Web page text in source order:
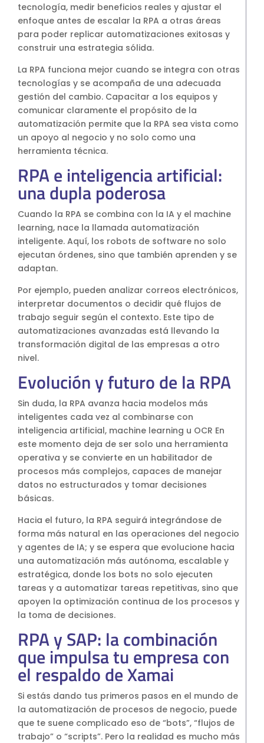
tecnología, medir beneficios reales y ajustar el
enfoque antes de escalar la RPA a otras áreas
para poder replicar automatizaciones exitosas y
construir una estrategia sólida.
La RPA funciona mejor cuando se integra con otras
tecnologías y se acompaña de una adecuada
gestión del cambio. Capacitar a los equipos y
comunicar claramente el propósito de la
automatización permite que la RPA sea vista como
un apoyo al negocio y no solo como una
herramienta técnica.
RPA e inteligencia artificial:
una dupla poderosa
Cuando la RPA se combina con la IA y el machine
learning, nace la llamada automatización
inteligente. Aquí, los robots de software no solo
ejecutan órdenes, sino que también aprenden y se
adaptan.
Por ejemplo, pueden analizar correos electrónicos,
interpretar documentos o decidir qué flujos de
trabajo seguir según el contexto. Este tipo de
automatizaciones avanzadas está llevando la
transformación digital de las empresas a otro
nivel.
Evolución y futuro de la RPA
Sin duda, la RPA avanza hacia modelos más
inteligentes cada vez al combinarse con
inteligencia artificial, machine learning u OCR En
este momento deja de ser solo una herramienta
operativa y se convierte en un habilitador de
procesos más complejos, capaces de manejar
datos no estructurados y tomar decisiones
básicas.
Hacia el futuro, la RPA seguirá integrándose de
forma más natural en las operaciones del negocio
y agentes de IA; y se espera que evolucione hacia
una automatización más autónoma, escalable y
estratégica, donde los bots no solo ejecuten
tareas y a automatizar tareas repetitivas, sino que
apoyen la optimización continua de los procesos y
la toma de decisiones.
RPA y SAP: la combinación
que impulsa tu empresa con
el respaldo de Xamai
Si estás dando tus primeros pasos en el mundo de
la automatización de procesos de negocio, puede
que te suene complicado eso de “bots”, “flujos de
trabajo” o “scripts”. Pero la realidad es mucho más